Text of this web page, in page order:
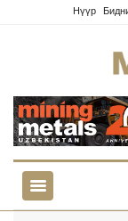
Нүүр